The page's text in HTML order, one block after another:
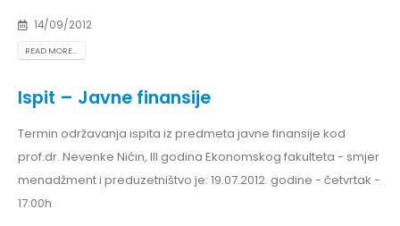
14/09/2012
READ MORE...
Ispit – Javne finansije
Termin održavanja ispita iz predmeta javne finansije kod
prof.dr. Nevenke Nićin, III godina Ekonomskog fakulteta - smjer
menadžment i preduzetništvo je: 19.07.2012. godine - četvrtak -
17:00h